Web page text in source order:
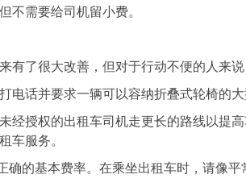
不需要给司机留小费。
有了很大改善，但对于行动不便的人来说
电话并要求一辆可以容纳折叠式轮椅的
经授权的出租车司机走更长的路线以提
车服务。
的基本费率。在乘坐出租车时，请像平